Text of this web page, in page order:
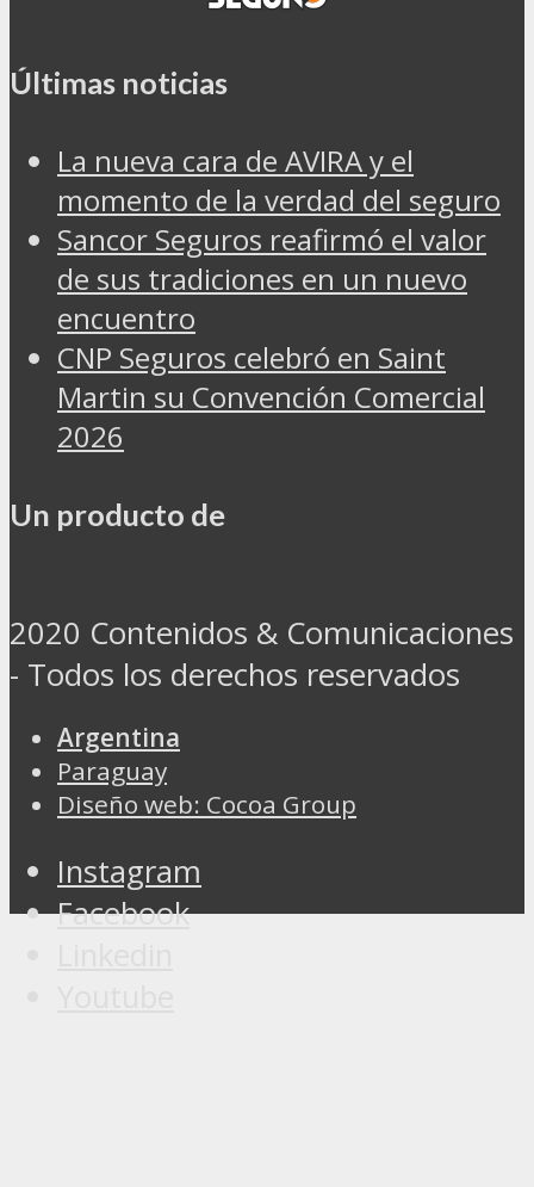
Últimas noticias
La nueva cara de AVIRA y el
momento de la verdad del seguro
Sancor Seguros reafirmó el valor
de sus tradiciones en un nuevo
encuentro
CNP Seguros celebró en Saint
Martin su Convención Comercial
2026
Un producto de
2020 Contenidos & Comunicaciones
- Todos los derechos reservados
Argentina
Paraguay
Diseño web: Cocoa Group
Instagram
Facebook